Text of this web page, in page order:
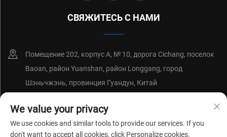
СВЯЖИТЕСЬ С НАМИ
Помещение 202, корпус А, № 10, дорога Cichang, поселок
Baoan, район Yuanshan, район Longgang, город
Шэньчжэнь, провинция Гуандун, Китай
+86-18214652676
[email protected]
We value your privacy
We use cookies and similar tools to provide our services. If you
don't want to accept all cookies, click Personalize cookies.